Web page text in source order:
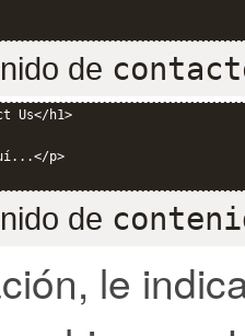
de
Us</h1>
p>
de
le